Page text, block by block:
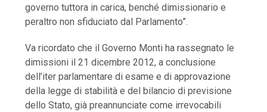
governo tuttora in carica, benché dimissionario e
peraltro non sfiduciato dal Parlamento”.
Va ricordato che il Governo Monti ha rassegnato le
dimissioni il 21 dicembre 2012, a conclusione
dell’iter parlamentare di esame e di approvazione
della legge di stabilità e del bilancio di previsione
dello Stato, già preannunciate come irrevocabili